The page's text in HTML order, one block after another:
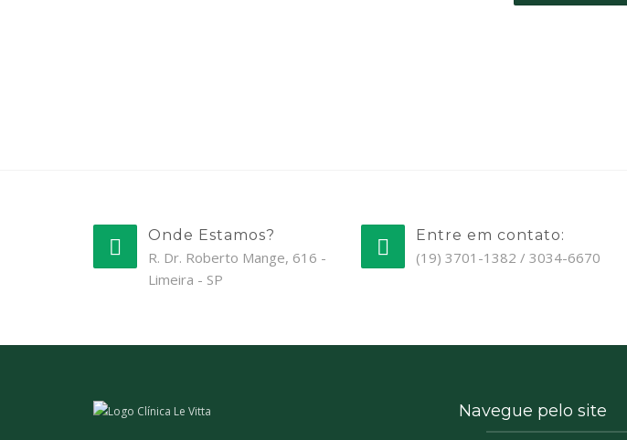
Onde Estamos?
R. Dr. Roberto Mange, 616 -
Limeira - SP
Entre em contato:
(19) 3701-1382 / 3034-6670
Navegue pelo site